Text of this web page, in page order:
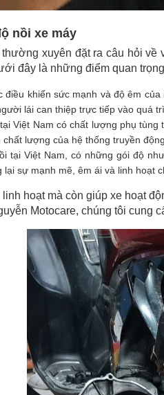
nồi xe máy
xuyên đặt ra câu hỏi
đây là những điểm quan
khiển sức mạnh và độ êm
lái can thiệp trực tiếp vào quá
Việt Nam có chất lượng phụ
lượng của hệ thống truyền
tại Việt Nam, có những gói độ
lại sự mạnh mẽ, êm ái và linh hoạt
hoạt mà còn giúp xe hoạt
Motocare, chúng tôi cung